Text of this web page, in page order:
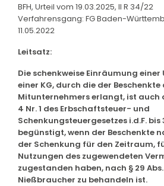
BFH, Urteil vom 19.03.2025, II R 34/22
Verfahrensgang: FG Baden-
11.05.2022
Leitsatz:
Die schenkweise Einräumung
einer KG, durch die der
Mitunternehmers erlangt, ist auch
4 Nr. 1 des Erbschaftsteuer- und
Schenkungsteuergesetzes i.d.F. bis
begünstigt, wenn der Beschenkte
der Schenkung für den Zeitraum,
Nutzungen des zugewendeten
zugestanden haben, nach § 29 Abs.
Nießbraucher zu behandeln ist.